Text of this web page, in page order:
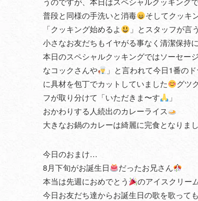
普段と同様の手洗いと消毒
そしてクッキ
「クッキング始めるよ
」とスタッフが言
小さなお友だちもイヤがる事なく清潔保持
本日のスペシャルクッキングではソーセー
なコックさんや
」と言われて今日1番の
に具材を包丁でカットしていました
グツ
フが取り分けて「いただきま〜す
」
おかわりする人続出のカレーライス
大きなお鍋のカレーは綺麗に完食となりま
今日のおまけ…
8月下旬がお誕生日
だったお兄さん
本当は先週におめでとう
のアイスクリー
今日お友だち達からお誕生日の歌を歌って